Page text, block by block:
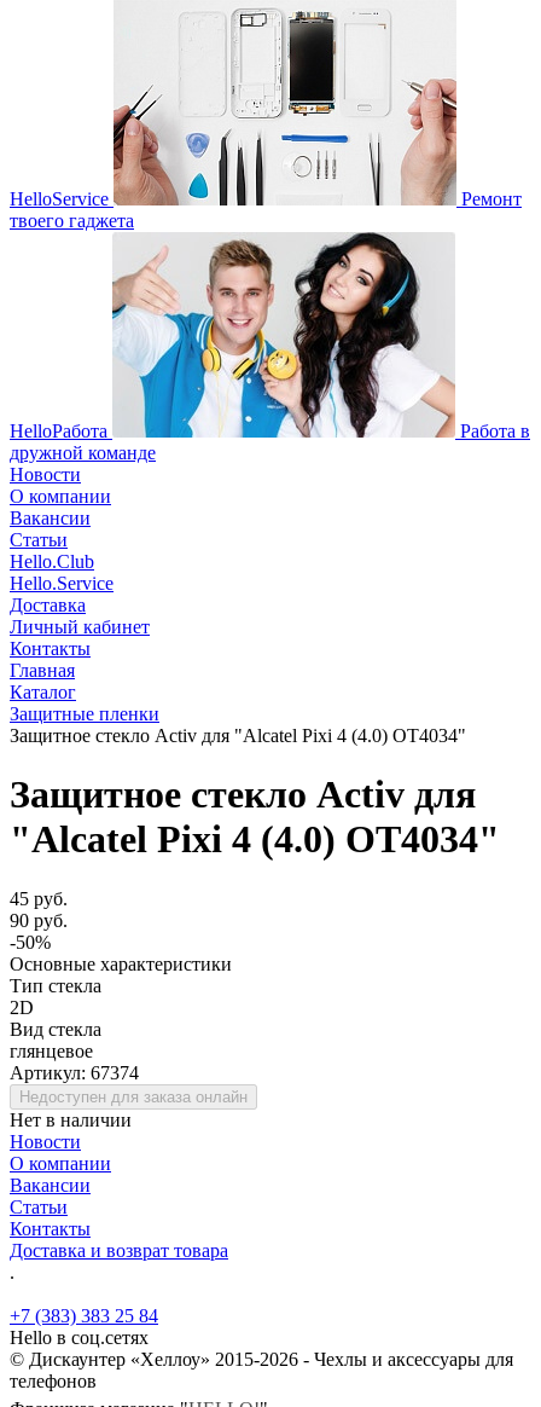
HelloService
Ремонт
твоего гаджета
HelloРабота
Работа в
дружной команде
Новости
О компании
Вакансии
Статьи
Hello.Club
Hello.Service
Доставка
Личный кабинет
Контакты
Главная
Каталог
Защитные пленки
Защитное стекло Activ для "Alcatel Pixi 4 (4.0) OT4034"
Защитное стекло Activ для
"Alcatel Pixi 4 (4.0) OT4034"
45 руб.
90 руб.
-50%
Основные характеристики
Тип стекла
2D
Вид стекла
глянцевое
Артикул: 67374
Недоступен для заказа онлайн
Нет в наличии
Новости
О компании
Вакансии
Статьи
Контакты
Доставка и возврат товара
.
+7 (383) 383 25 84
Hello в соц.сетях
© Дискаунтер «Хеллоу» 2015-2026 - Чехлы и аксессуары для
телефонов